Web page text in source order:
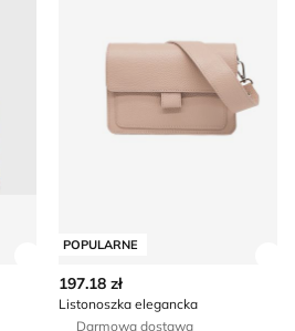
POPULARNE
197.18 zł
Listonoszka elegancka
Darmowa dostawa